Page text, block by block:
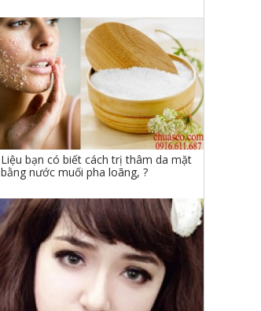
Liệu bạn có biết cách trị thâm da mặt
bằng nước muối pha loãng, ?